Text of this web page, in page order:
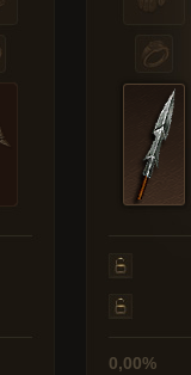
0,00%